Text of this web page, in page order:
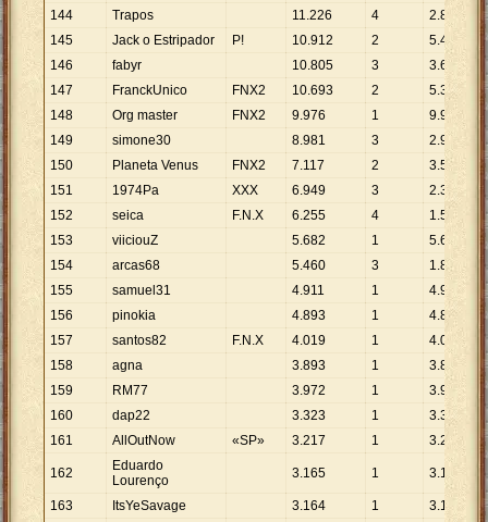
144 Trapos 11.226 4 2.807
145
Jack o Estripador P! 10.912 2 5.456
146
fabyr 10.805 3 3.602
147
FranckUnico FNX2 10.693 2 5.347
148
Org master FNX2 9.976 1 9.976
149
simone30 8.981 3 2.994
150
Planeta Venus FNX2 7.117 2 3.559
151
1974Pa XXX 6.949 3 2.316
152
seica F.N.X 6.255 4 1.564
153
viiciouZ 5.682 1 5.682
154
arcas68 5.460 3 1.820
155
samuel31 4.911 1 4.911
156
pinokia 4.893 1 4.893
157
santos82 F.N.X 4.019 1 4.019
158
agna 3.893 1 3.893
159
RM77 3.972 1 3.972
160
dap22 3.323 1 3.323
161
AllOutNow «SP» 3.217 1 3.217
162
Eduardo
Lourenço
3.165 1 3.165
163 ItsYeSavage 3.164 1 3.164